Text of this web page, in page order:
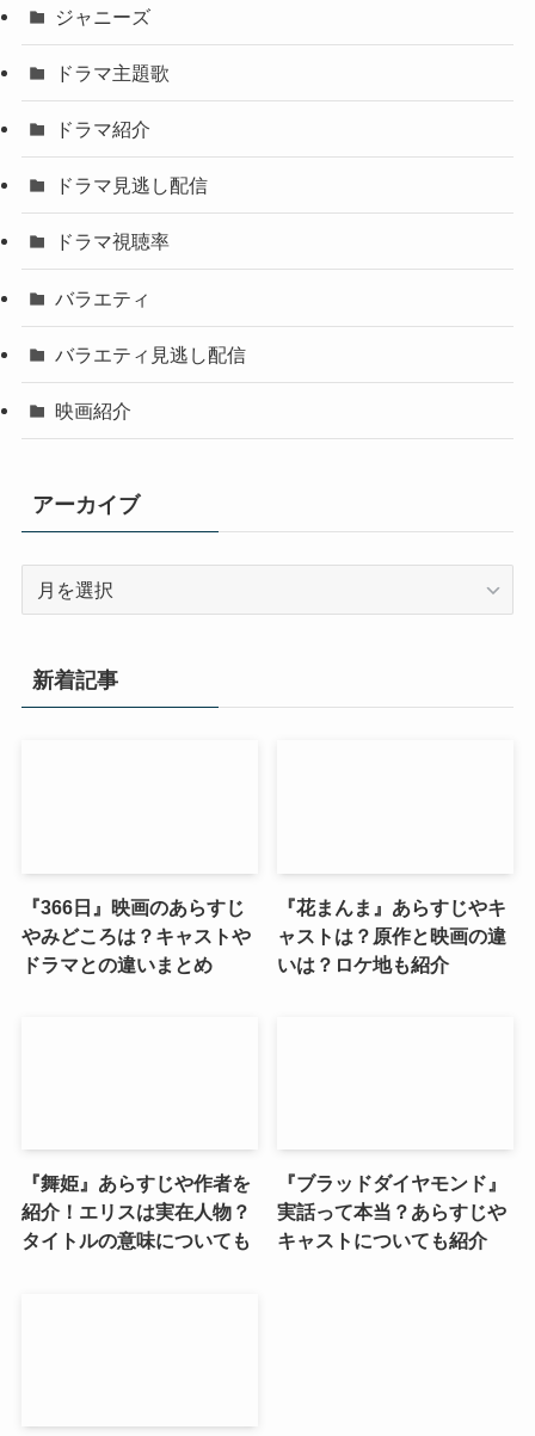
ジャニーズ
ドラマ主題歌
ドラマ紹介
ドラマ見逃し配信
ドラマ視聴率
バラエティ
バラエティ見逃し配信
映画紹介
アーカイブ
イ
ブ
新着記事
『366日』映画のあらすじ
やみどころは？キャストや
ドラマとの違いまとめ
『花まんま』あらすじやキ
ャストは？原作と映画の違
いは？ロケ地も紹介
『舞姫』あらすじや作者を
紹介！エリスは実在人物？
タイトルの意味についても
『ブラッドダイヤモンド』
実話って本当？あらすじや
キャストについても紹介